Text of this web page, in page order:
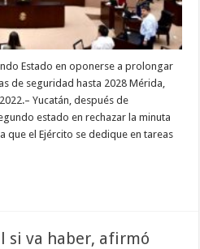
Estado en oponerse a prolongar
de seguridad hasta 2028 Mérida,
Yucatán, después de
estado en rechazar la minuta
que el Ejército se dedique en tareas
si va haber, afirmó